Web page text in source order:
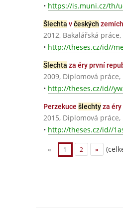
• https://is.muni.cz/th/
Šlechta včeských
2012, Bakalářská
• http://theses.cz/id//
Šlechta za éry první
2009, Diplomová
• http://theses.cz/id//
Perzekuce šlechtyza
2015, Diplomová
• http://theses.cz/id//
« 1 2 »